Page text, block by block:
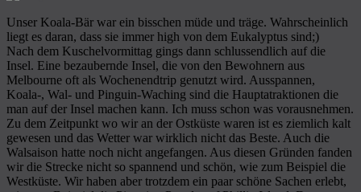
Unser Koala-Bär war ein bisschen müde und träge. Wahrscheinlich
liegt es daran, dass sie immer high von dem Eukalyptus sind;)
Nach dem Kuschelvormittag gings dann schlussendlich auf die
Insel. Eine bezaubernde Insel, die von den Bewohnern aus
Melbourne oft als Wochenendtrip genutzt wird. Ausspannen,
Koala-, Wal- und Pinguin-Waching sind die Hauptatraktionen die
man auf der Insel machen kann. Ich muss schon was vorausnehmen.
Zu dem Zeitpunkt wo wir an der Ostküste waren ist es ziemlich kalt
gewesen und das Wetter war wirklich nicht das Beste. Auch die
Walsaison hatte noch nicht angefangen. Aus diesen Gründen fanden
wir die Strecke nicht so spannend und schön, wie zum Beispiel die
Westküste. Wir haben aber trotzdem ein paar schöne Sachen erlebt,